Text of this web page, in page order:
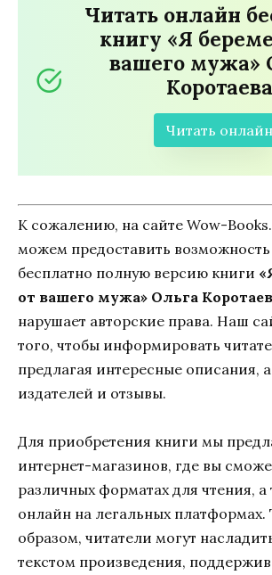
Читать онлайн
книгу «Я
вашего мужа»
Коротаева
Читать онлайн
К сожалению, на сайте Wow-
можем предоставить
бесплатно полную версию книги
от вашего мужа» Ольга
нарушает авторские права. Наш
того, чтобы информировать
предлагая интересные описания,
издателей и отзывы.
Для приобретения книги мы
интернет-магазинов, где вы
различных форматах для чтения, а
онлайн на легальных платформах.
образом, читатели могут
текстом произведения,